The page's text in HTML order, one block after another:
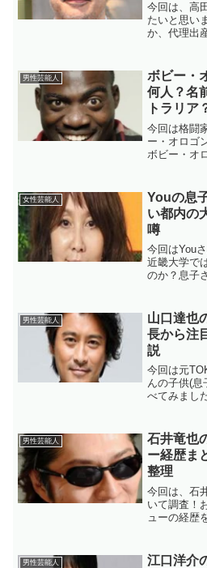
今回は、高
たいと思い
か、代理出
ます。
男性芸能人
ボビー・
何人？名
トラリア
今回は格闘
ー・オロゴ
ボビー・オ
てみました
女性芸能人
Youの息
い都内の
噂
今回はYou
近畿大学で
のか？息子
男性芸能人
山口達也
長から注
説
今回は元
んの子供(息
べてみまし
ていきます
みました！
男性芸能人
石井竜也
ー経歴ま
整理
今回は、石
いて調査！
ューの経歴
男性芸能人
江口洋介